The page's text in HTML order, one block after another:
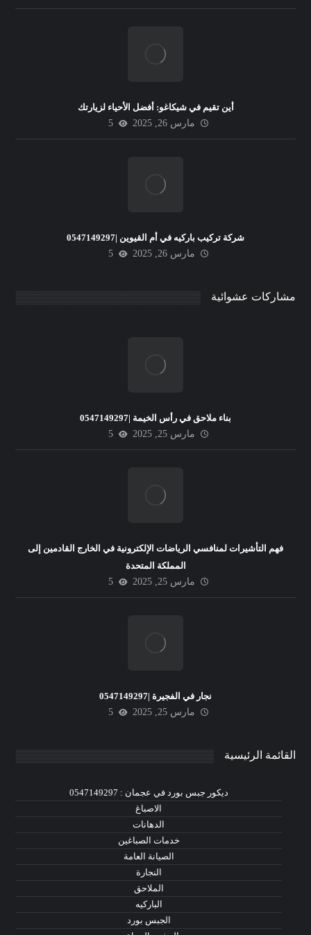
أين تقيم في شيكاغو: أفضل الأحياء لزيارتك
مارس 26, 2025
5
شركة تركيب باركيه في أم القيوين |0547149297
مارس 26, 2025
5
مشاركات عشوائية
بناء ملاحق في رأس الخيمة |0547149297
مارس 25, 2025
5
فهم التأشيرات لمنافسي الرياضات الإلكترونية في الخارج القادمين إلى
المملكة المتحدة
مارس 25, 2025
5
نجار في الفجيرة |0547149297
مارس 25, 2025
5
القائمة الرئيسية
ديكور جبس بورد في عجمان : 0547149297
الاصباغ
الدهانات
خدمات الصباغين
الصيانة العامة
النجارة
الملاحق
الباركيه
الجبس بورد